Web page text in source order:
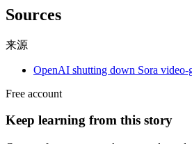
Sources
来源
OpenAI shutting down Sora video-
Free account
Keep learning from this story